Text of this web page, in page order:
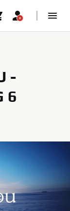
-
6